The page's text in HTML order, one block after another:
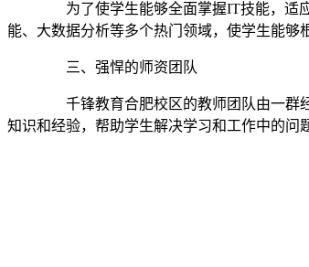
为了使学生能够全面掌握IT技能，适应
能、大数据分析等多个热门领域，使学生能够
三、强悍的师资团队
千锋教育合肥校区的教师团队由一群经
知识和经验，帮助学生解决学习和工作中的问